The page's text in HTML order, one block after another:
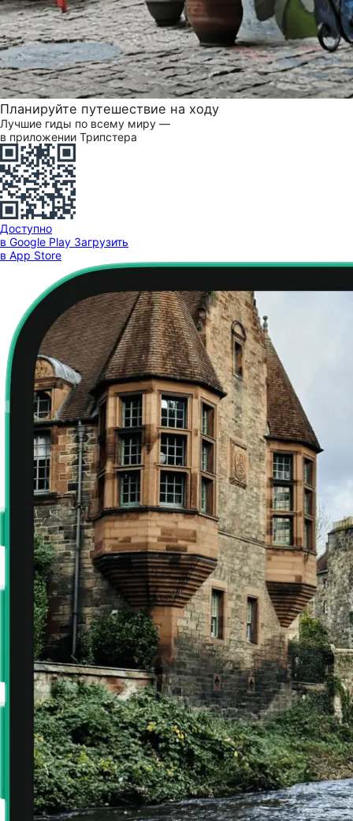
Планируйте путешествие на ходу
Лучшие гиды по всему миру —
в приложении Трипстера
Доступно
в Google Play Загрузить
в App Store